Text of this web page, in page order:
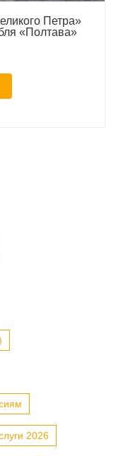
Петра»
«Полтава»
2026